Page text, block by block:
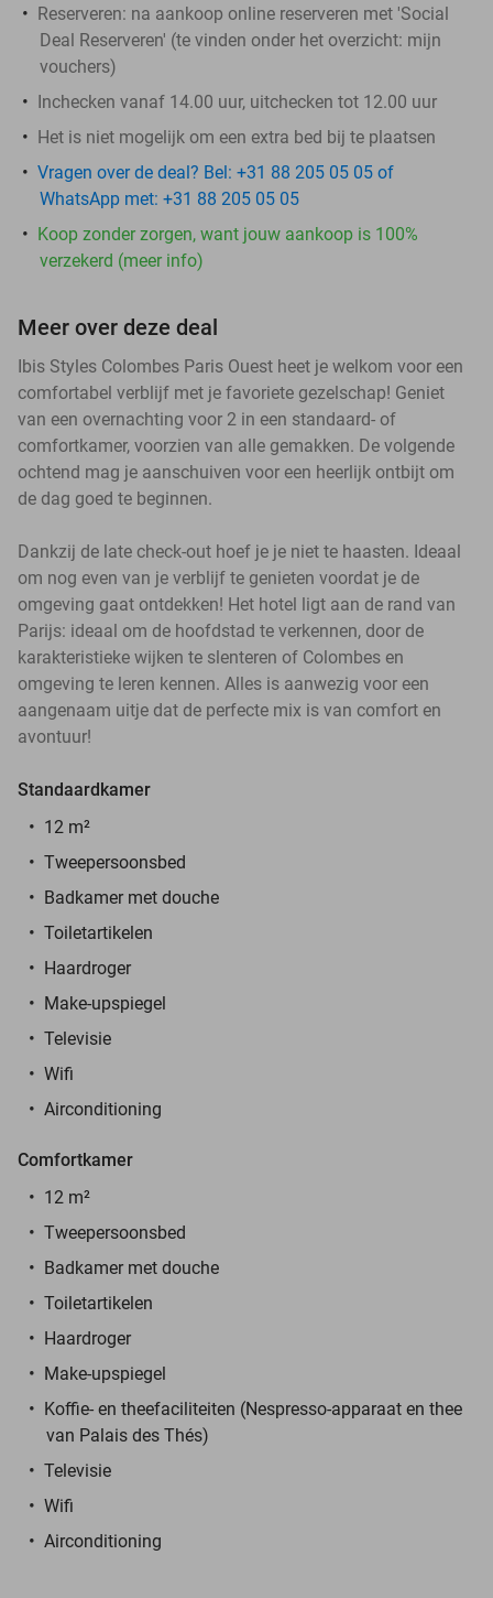
Reserveren: na aankoop online reserveren met 'Social
Deal Reserveren' (te vinden onder het overzicht: mijn
vouchers)
Inchecken vanaf 14.00 uur, uitchecken tot 12.00 uur
Het is niet mogelijk om een extra bed bij te plaatsen
Vragen over de deal? Bel: +31 88 205 05 05 of
WhatsApp met: +31 88 205 05 05
Koop zonder zorgen, want jouw aankoop is 100%
verzekerd (meer info)
Meer over deze deal
Ibis Styles Colombes Paris Ouest heet je welkom voor een
comfortabel verblijf met je favoriete gezelschap! Geniet
van een overnachting voor 2 in een standaard- of
comfortkamer, voorzien van alle gemakken. De volgende
ochtend mag je aanschuiven voor een heerlijk ontbijt om
de dag goed te beginnen.
Dankzij de late check-out hoef je je niet te haasten. Ideaal
om nog even van je verblijf te genieten voordat je de
omgeving gaat ontdekken! Het hotel ligt aan de rand van
Parijs: ideaal om de hoofdstad te verkennen, door de
karakteristieke wijken te slenteren of Colombes en
omgeving te leren kennen. Alles is aanwezig voor een
aangenaam uitje dat de perfecte mix is van comfort en
avontuur!
Standaardkamer
12 m²
Tweepersoonsbed
Badkamer met douche
Toiletartikelen
Haardroger
Make-upspiegel
Televisie
Wifi
Airconditioning
Comfortkamer
12 m²
Tweepersoonsbed
Badkamer met douche
Toiletartikelen
Haardroger
Make-upspiegel
Koffie- en theefaciliteiten (Nespresso-apparaat en thee
van Palais des Thés)
Televisie
Wifi
Airconditioning